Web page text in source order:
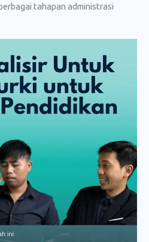
tahapan administrasi